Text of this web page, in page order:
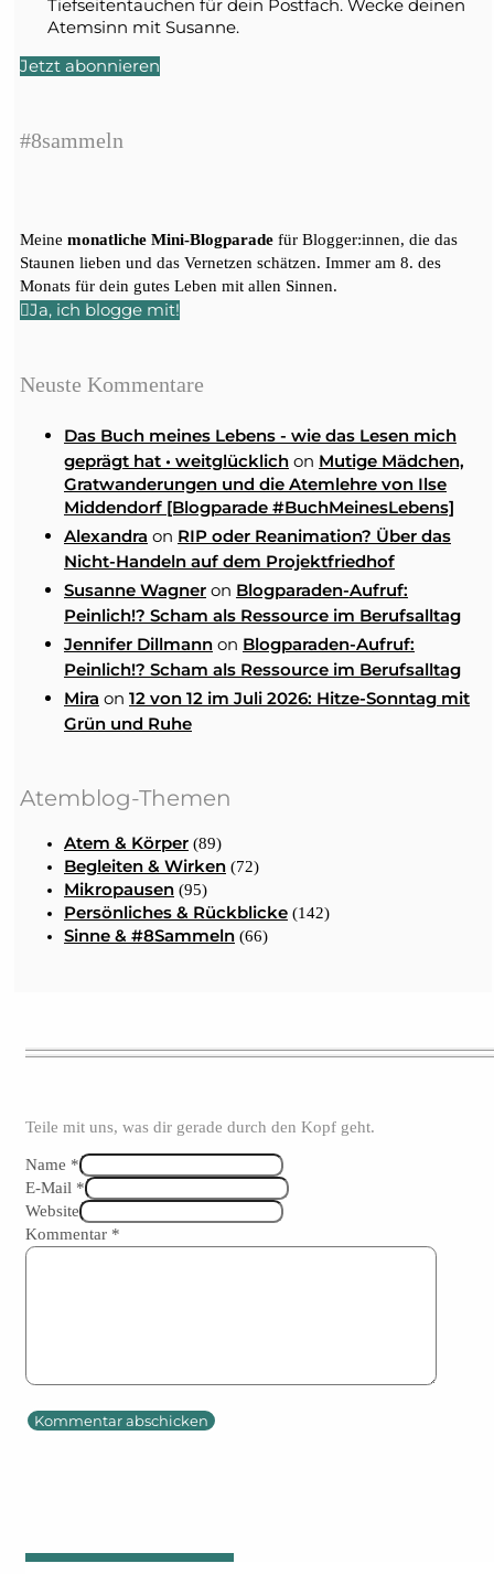
Tiefseitentauchen für dein Postfach. Wecke deinen
Atemsinn mit Susanne.
Jetzt abonnieren
#8sammeln
Meine monatliche Mini-Blogparade für Blogger:innen, die das
Staunen lieben und das Vernetzen schätzen. Immer am 8. des
Monats für dein gutes Leben mit allen Sinnen.
Ja, ich blogge mit!
Neuste Kommentare
Das Buch meines Lebens - wie das Lesen mich
geprägt hat • weitglücklich on Mutige Mädchen,
Gratwanderungen und die Atemlehre von Ilse
Middendorf [Blogparade #BuchMeinesLebens]
Alexandra on RIP oder Reanimation? Über das
Nicht-Handeln auf dem Projektfriedhof
Susanne Wagner on Blogparaden-Aufruf:
Peinlich!? Scham als Ressource im Berufsalltag
Jennifer Dillmann on Blogparaden-Aufruf:
Peinlich!? Scham als Ressource im Berufsalltag
Mira on 12 von 12 im Juli 2026: Hitze-Sonntag mit
Grün und Ruhe
Atemblog-Themen
Atem & Körper (89)
Begleiten & Wirken (72)
Mikropausen (95)
Persönliches & Rückblicke (142)
Sinne & #8Sammeln (66)
Teile mit uns, was dir gerade durch den Kopf geht.
Name *
E-Mail *
Website
Kommentar *